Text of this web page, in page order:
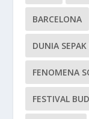
BARCELONA
DUNIA
FENOMENA
FESTIVAL